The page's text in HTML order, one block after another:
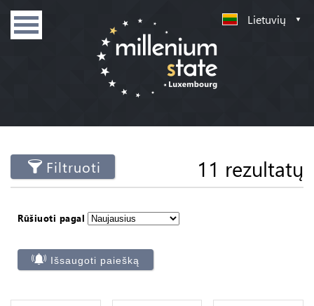
Lietuvių
Filtruoti 11 rezultatų
Rūšiuoti pagal
Išsaugoti paiešką